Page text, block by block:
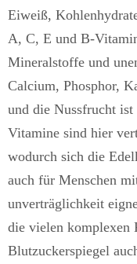
Eiweiß,
A, C, E und B-
Mineralstoffe und
Calcium, Phosphor,
und die Nussfrucht
Vitamine sind hier
wodurch sich die
auch für Menschen
unverträglichkeit
die vielen komplexen
Blutzuckerspiegel